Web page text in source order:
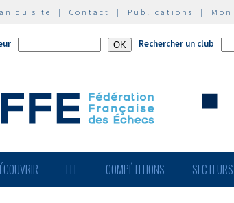
du site | Contact | Publications |
Rechercher un club
FFE COMPÉTITIONS SECTEURS